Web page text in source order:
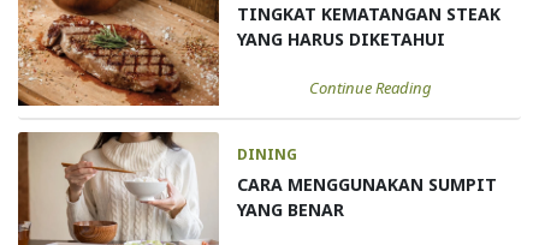
TINGKAT KEMATANGAN STEAK
YANG HARUS DIKETAHUI
Continue Reading
DINING
CARA MENGGUNAKAN SUMPIT
YANG BENAR